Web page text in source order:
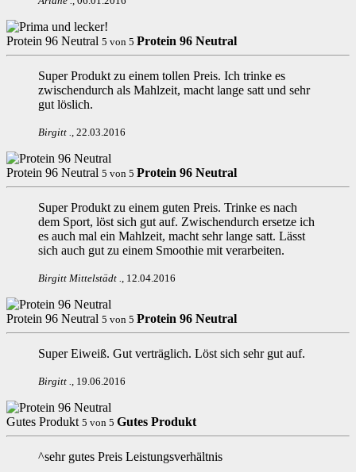
Protein 96 Neutral 5 von 5 Protein 96 Neutral
Super Produkt zu einem tollen Preis. Ich trinke es
zwischendurch als Mahlzeit, macht lange satt und sehr
gut löslich.
Birgitt ., 22.03.2016
Protein 96 Neutral 5 von 5 Protein 96 Neutral
Super Produkt zu einem guten Preis. Trinke es nach
dem Sport, löst sich gut auf. Zwischendurch ersetze ich
es auch mal ein Mahlzeit, macht sehr lange satt. Lässt
sich auch gut zu einem Smoothie mit verarbeiten.
Birgitt Mittelstädt ., 12.04.2016
Protein 96 Neutral 5 von 5 Protein 96 Neutral
Super Eiweiß. Gut verträglich. Löst sich sehr gut auf.
Birgitt ., 19.06.2016
Gutes Produkt 5 von 5 Gutes Produkt
^sehr gutes Preis Leistungsverhältnis